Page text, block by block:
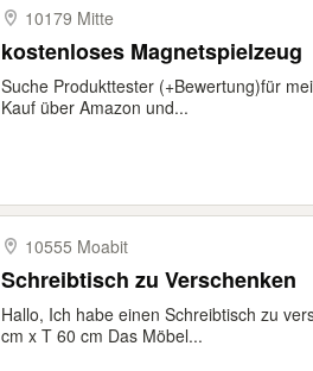
10179 Mitte
kostenloses Magnetspielzeug
Suche Produkttester (+Bewertung)für
Kauf über Amazon und...
10555 Moabit
Schreibtisch zu Verschenken
Hallo, Ich habe einen Schreibtisch zu
cm x T 60 cm Das Möbel...